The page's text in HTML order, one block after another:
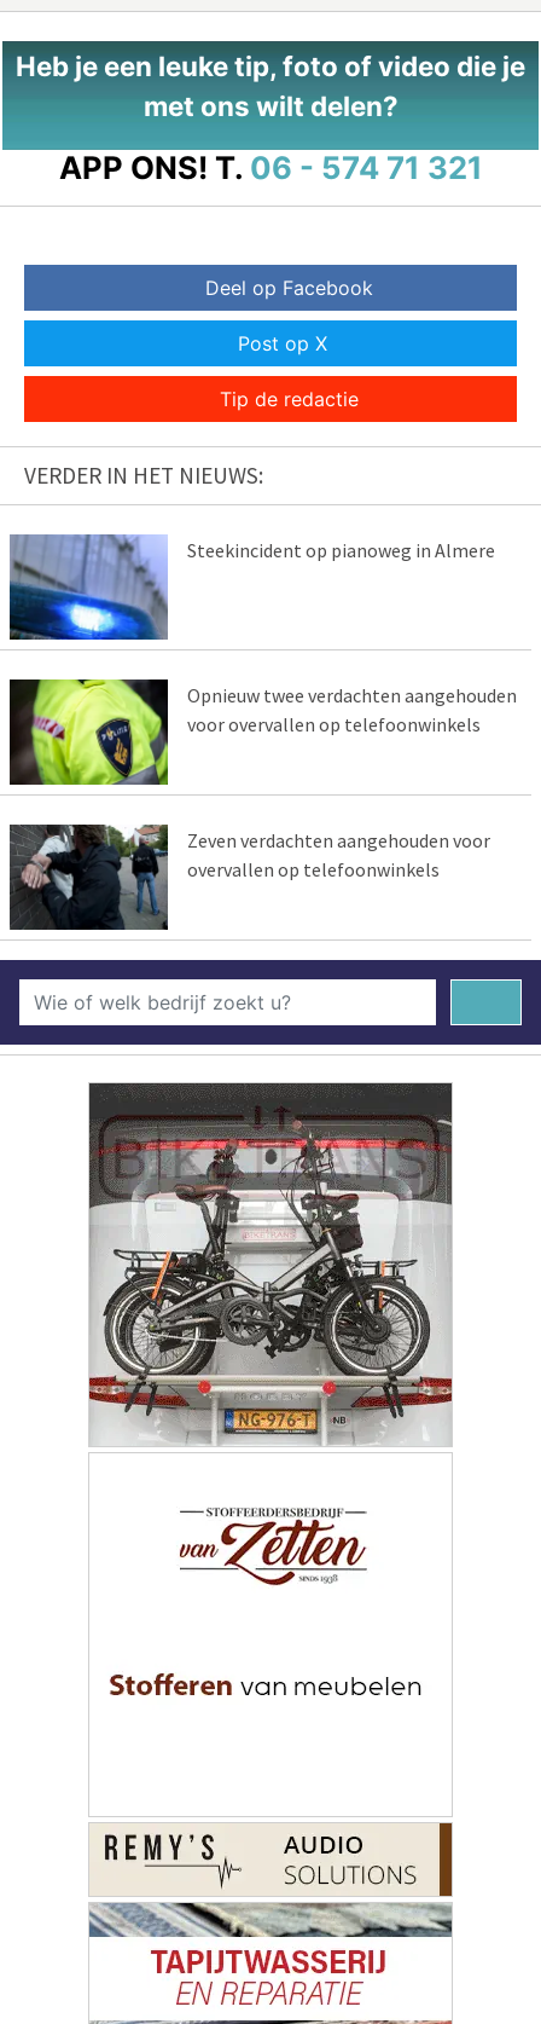
Heb je een leuke tip, foto of video die je
met ons wilt delen?
APP ONS! T. 06 - 574 71 321
Deel op Facebook
Post op X
Tip de redactie
VERDER IN HET NIEUWS:
Steekincident op pianoweg in Almere
Opnieuw twee verdachten aangehouden
voor overvallen op telefoonwinkels
Zeven verdachten aangehouden voor
overvallen op telefoonwinkels